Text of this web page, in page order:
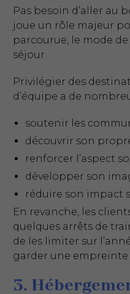
Pas besoin d’aller au
joue un rôle majeur
parcourue, le mode
séjour.
Privilégier des
d’équipe a de
soutenir les
découvrir son
renforcer l’aspect
développer son
réduire son impact
En revanche, les
quelques arrêts de
de les limiter sur
garder une
3.